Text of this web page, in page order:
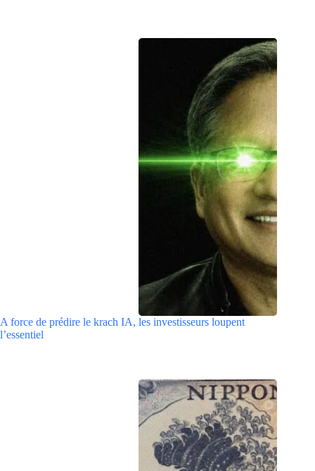
A force de prédire le krach IA, les investisseurs loupent
l’essentiel